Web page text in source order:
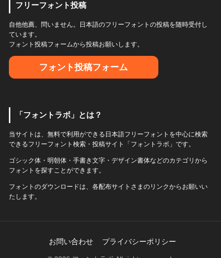
フリーフォント投稿
自他他薦、問いません。日本語のフリーフォントの投稿を随時受付し
ています。
フォント投稿フォームから投稿お願いします。
フォント投稿フォーム
「フォントラボ」とは？
当サイトは、無料で利用ができる日本語フリーフォントを中心に検索
できるフリーフォント検索・投稿サイト「フォントラボ」です。
ゴシック体・明朝体・手書き文字・デザイン書体などのカテゴリから
フォントを探すことができます。
フォントのダウンロードは、各配布サイトさまのリンクからお願いい
たします。
お問い合わせ プライバシーポリシー